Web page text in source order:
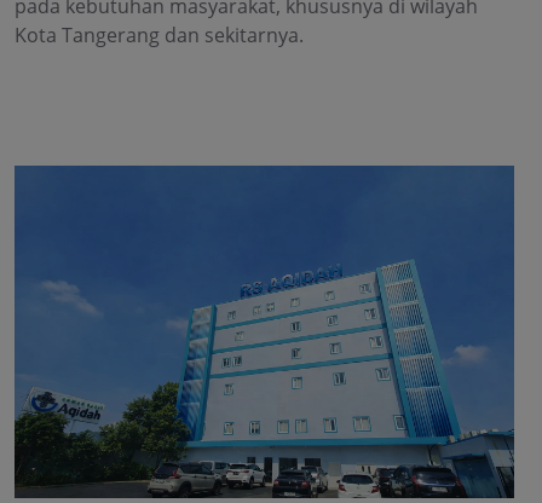
pada kebutuhan masyarakat, khususnya di wilayah
Kota Tangerang dan sekitarnya.